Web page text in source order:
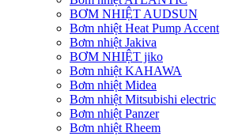
BƠM NHIỆT AUDSUN
Bơm nhiệt Heat Pump Accent
Bơm nhiệt Jakiva
BƠM NHIỆT jiko
Bơm nhiệt KAHAWA
Bơm nhiệt Midea
Bơm nhiệt Mitsubishi electric
Bơm nhiệt Panzer
Bơm nhiệt Rheem